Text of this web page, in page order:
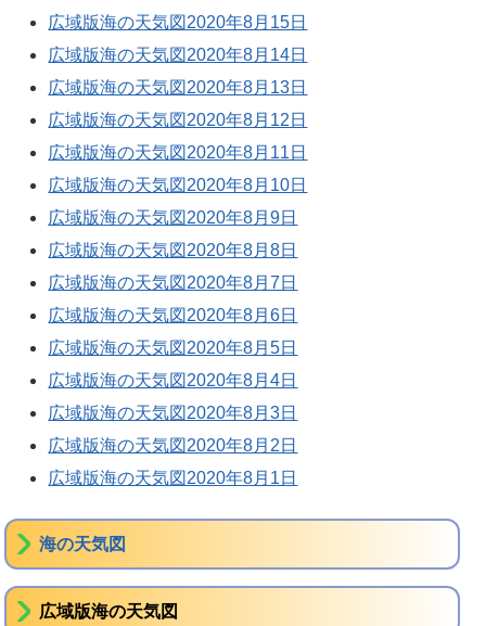
広域版海の天気図2020年8月15日
広域版海の天気図2020年8月14日
広域版海の天気図2020年8月13日
広域版海の天気図2020年8月12日
広域版海の天気図2020年8月11日
広域版海の天気図2020年8月10日
広域版海の天気図2020年8月9日
広域版海の天気図2020年8月8日
広域版海の天気図2020年8月7日
広域版海の天気図2020年8月6日
広域版海の天気図2020年8月5日
広域版海の天気図2020年8月4日
広域版海の天気図2020年8月3日
広域版海の天気図2020年8月2日
広域版海の天気図2020年8月1日
海の天気図
広域版海の天気図